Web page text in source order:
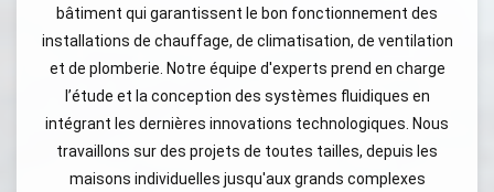
bâtiment qui garantissent le bon fonctionnement des
installations de chauffage, de climatisation, de ventilation
et de plomberie. Notre équipe d'experts prend en charge
l’étude et la conception des systèmes fluidiques en
intégrant les dernières innovations technologiques. Nous
travaillons sur des projets de toutes tailles, depuis les
maisons individuelles jusqu'aux grands complexes